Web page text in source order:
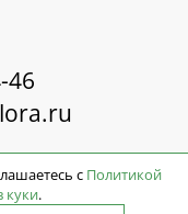
с Политикой
куки.
46